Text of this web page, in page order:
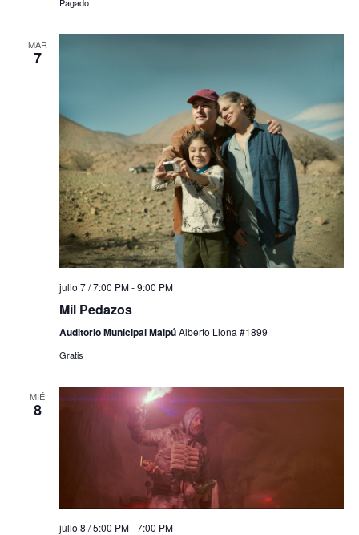
MAR
7
julio 7 / 7:00 PM-9:00 PM
Mil Pedazos
Auditorio Municipal MaipúAlberto Llona #1899
Gratis
MIÉ
8
julio 8 / 5:00 PM-7:00 PM